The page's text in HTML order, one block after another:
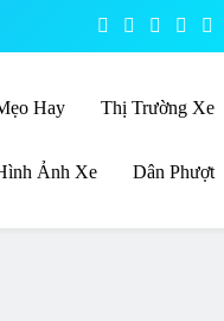
hiệu hàng đầu Việt Nam
Hay Thị Trường Xe
Ảnh Xe Dân Phượt